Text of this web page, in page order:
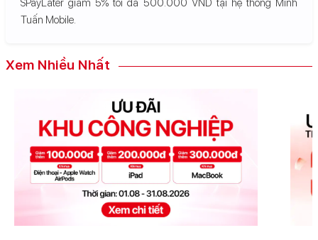
SPayLater giảm 5% tối đa 500.000 VND tại hệ thống Minh
Tuấn Mobile.
Xem Nhiều Nhất